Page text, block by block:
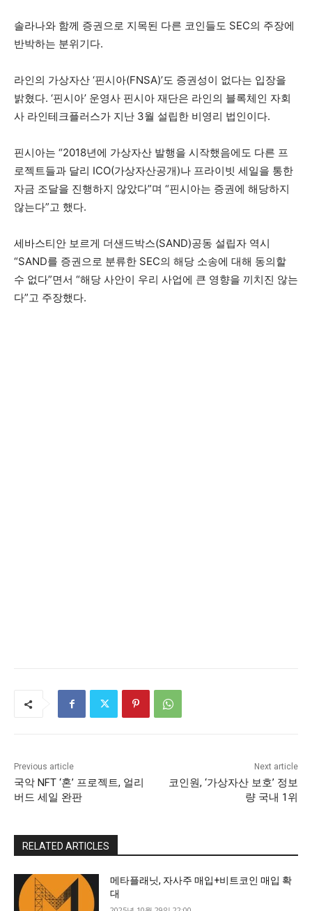
솔라나와 함께 증권으로 지목된 다른 코인들도 SEC의 주장에
반박하는 분위기다.
라인의 가상자산 ‘핀시아(FNSA)’도 증권성이 없다는 입장을
밝혔다. ‘핀시아’ 운영사 핀시아 재단은 라인의 블록체인 자회
사 라인테크플러스가 지난 3월 설립한 비영리 법인이다.
핀시아는 “2018년에 가상자산 발행을 시작했음에도 다른 프
로젝트들과 달리 ICO(가상자산공개)나 프라이빗 세일을 통한
자금 조달을 진행하지 않았다”며 “핀시아는 증권에 해당하지
않는다”고 했다.
세바스티안 보르게 더샌드박스(SAND)공동 설립자 역시
“SAND를 증권으로 분류한 SEC의 해당 소송에 대해 동의할
수 없다”면서 “해당 사안이 우리 사업에 큰 영향을 끼치진 않는
다”고 주장했다.
Previous article
국악 NFT ‘혼’ 프로젝트, 얼리
버드 세일 완판
Next article
코인원, ‘가상자산 보호’ 정보
량 국내 1위
RELATED ARTICLES
메타플래닛, 자사주 매입+비트코인 매입 확
대